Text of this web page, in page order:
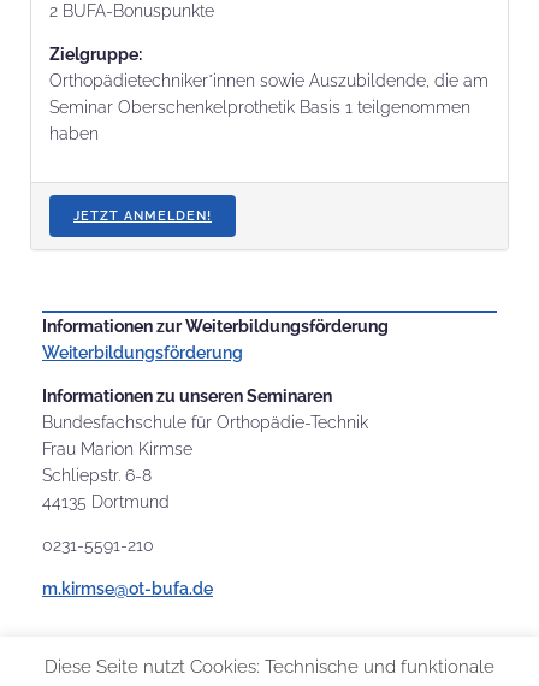
2 BUFA-Bonuspunkte
Zielgruppe:
Orthopädietechniker*innen sowie Auszubildende, die am
Seminar Oberschenkelprothetik Basis 1 teilgenommen
haben
JETZT ANMELDEN!
Informationen zur Weiterbildungsförderung
Weiterbildungsförderung
Informationen zu unseren Seminaren
Bundesfachschule für Orthopädie-Technik
Frau Marion Kirmse
Schliepstr. 6-8
44135 Dortmund
0231-5591-210
m.kirmse@ot-bufa.de
Diese Seite nutzt Cookies: Technische und funktionale